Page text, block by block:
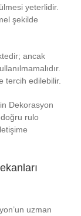
yeterlidir.
şekilde
ancak
tercih edilebilir.
Dekorasyon
doğru rulo
uzman